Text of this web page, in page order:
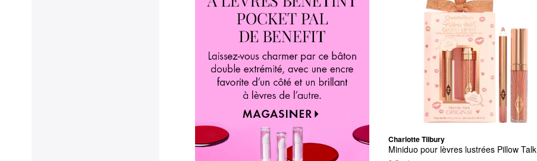
Charlotte Tilbury
Miniduo pour lèvres lustrées Pillow Talk